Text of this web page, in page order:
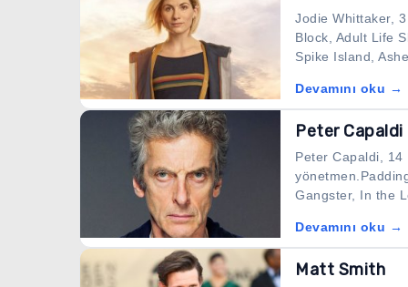
Jodie Whittaker,
Block, Adult Life
Spike Island,
Devamını oku →
Peter Capaldi
Peter Capaldi,
Gangster, In the
Devamını oku →
Matt Smith